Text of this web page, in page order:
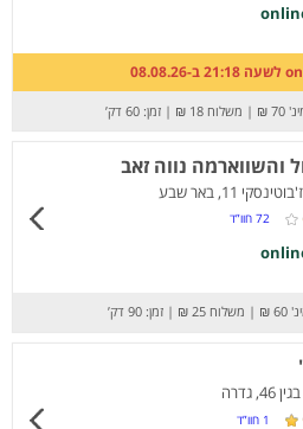
70 ₪
| משלוח 18 ₪ | זמן: 60 דק’
והשווארמה נווה זאב
11, באר שבע
72 חוו”ד
60 ₪
| משלוח 25 ₪ | זמן: 90 דק’
גדרה
1 חוו”ד